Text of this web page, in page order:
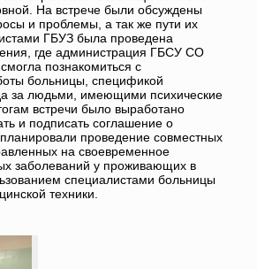
На встрече были обсуждены
и проблемы, а так же пути их
ГБУЗ была проведена
где администрация ГБСУ СО
познакомиться с
больницы, спецификой
за людьми, имеющими психические
встречи было выработано
и подписать соглашение о
проведение совместных
на своевременное
заболеваний у проживающих в
специалистами больницы
техники.